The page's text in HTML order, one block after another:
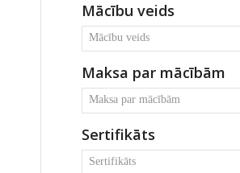
Mācību veids
Mācību veids
Maksa par mācībām
Maksa par mācībām
Sertifikāts
Sertifikāts